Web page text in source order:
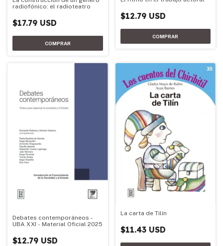
radiofónico: el radioteatro
$17.79 USD
$12.79 USD
Debates contemporáneos -
UBA XXI - Material Oficial 2025
$12.79 USD
La carta de Tilín
$11.43 USD